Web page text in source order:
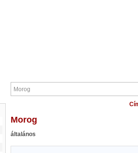
Morog
általános